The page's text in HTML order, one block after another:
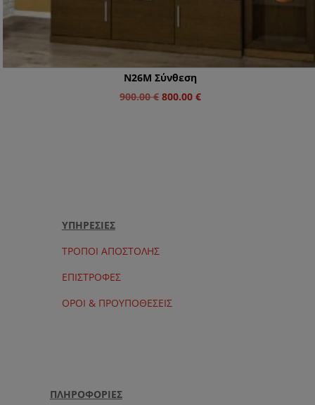
Ν26Μ Σύνθεση
900.00€Original
800.00€Η
ΥΠΗΡΕΣΙΕΣ
ΤΡΟΠΟΙ ΑΠΟΣΤΟΛΗΣ
ΕΠΙΣΤΡΟΦΕΣ
ΟΡΟΙ & ΠΡΟΥΠΟΘΕΣΕΙΣ
ΠΛΗΡΟΦΟΡΙΕΣ